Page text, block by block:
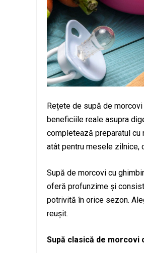
Rețete de supă de
beneficiile reale asupra
completează preparatul
atât pentru mesele zilnice,
Supă de morcovi cu
oferă profunzime și
potrivită în orice sezon.
reușit.
Supă clasică de morcovi